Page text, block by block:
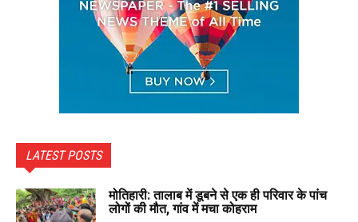
LATEST POSTS
मोतिहारी: तालाब में डूबने से एक ही परिवार के पांच
लोगों की मौत, गांव में मचा कोहराम